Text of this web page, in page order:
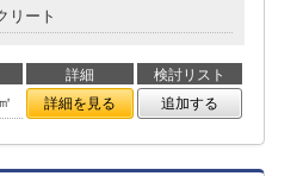
リート
詳細
検討リスト
詳細を見る 追加する